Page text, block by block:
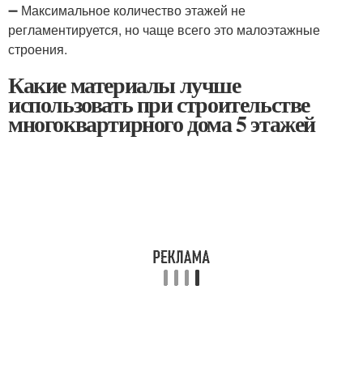
➖ Максимальное количество этажей не
регламентируется, но чаще всего это малоэтажные
строения.
Какие материалы лучше
использовать при строительстве
многоквартирного дома 5 этажей